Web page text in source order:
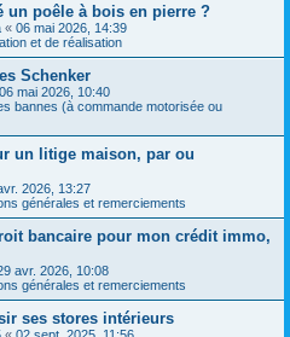
un poêle à bois en pierre ?
« 06 mai 2026, 14:39
et de réalisation
Schenker
06 mai 2026, 10:40
bannes (à commande motorisée ou
un litige maison, par ou
2026, 13:27
générales et remerciements
bancaire pour mon crédit immo,
avr. 2026, 10:08
générales et remerciements
ses stores intérieurs
« 02 sept. 2025, 11:56